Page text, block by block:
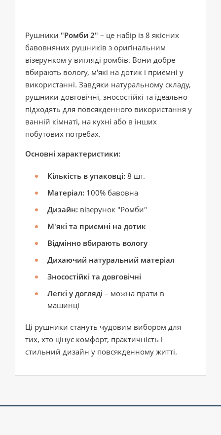
Рушники "Ромби 2" – це набір із 8 якісних
бавовняних рушників з оригінальним
візерунком у вигляді ромбів. Вони добре
вбирають вологу, м'які на дотик і приємні у
використанні. Завдяки натуральному складу,
рушники довговічні, зносостійкі та ідеально
підходять для повсякденного використання у
ванній кімнаті, на кухні або в інших
побутових потребах.
Основні характеристики:
Кількість в упаковці: 8 шт.
Матеріал: 100% бавовна
Дизайн: візерунок "Ромби"
М'які та приємні на дотик
Відмінно вбирають вологу
Дихаючий натуральний матеріал
Зносостійкі та довговічні
Легкі у догляді – можна прати в
машинці
Ці рушники стануть чудовим вибором для
тих, хто цінує комфорт, практичність і
стильний дизайн у повсякденному житті.